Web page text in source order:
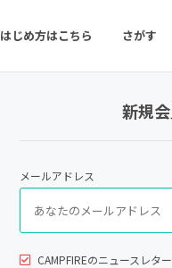
はじめ方はこちら さがす
ゲーム・サービス開発
新規
メールアドレス
CAMPFIREのニュースレタ